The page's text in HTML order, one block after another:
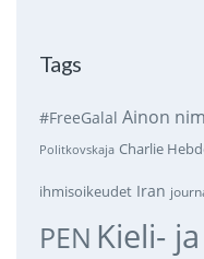
Tags
#FreeGalal Ainon
Politkovskaja Charlie
ihmisoikeudet Iran
PEN Kieli- ja